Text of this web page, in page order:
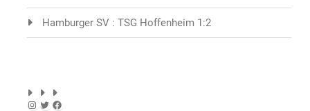
Hamburger SV : TSG Hoffenheim 1:2
Instagram
TwitterFacebook